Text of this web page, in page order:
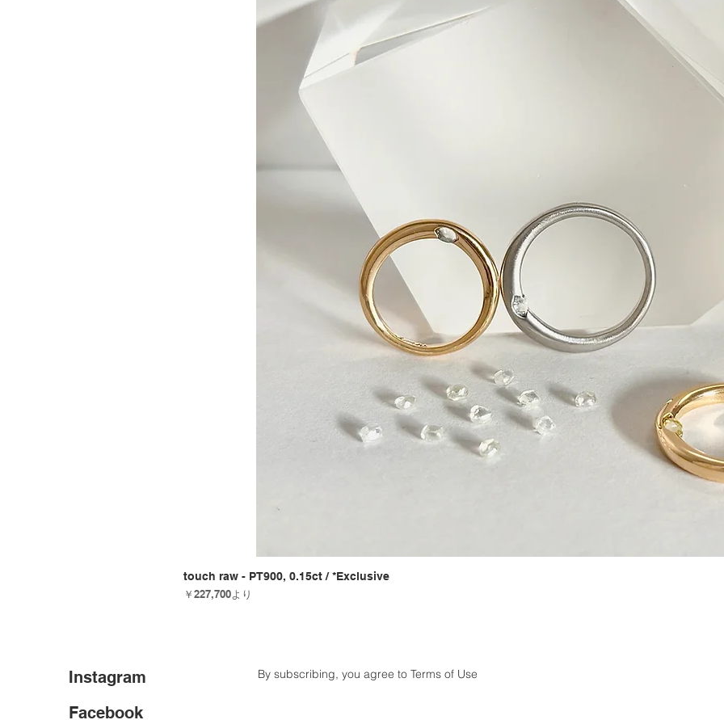
touch raw - PT900, 0.15ct / *Exclusive
￥227,700より
セール価格
Instagram
Facebook
By subscribing, you agree to Terms of Use